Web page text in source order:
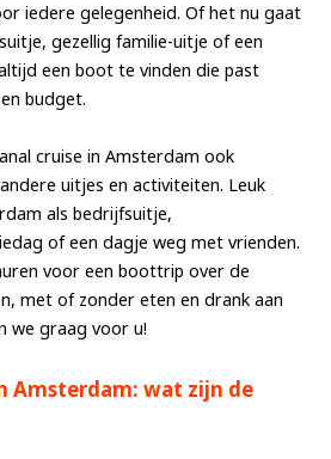
iedere gelegenheid. Of het nu gaat
gezellig familie-uitje of een
een boot te vinden die past
budget.
cruise in Amsterdam ook
uitjes en activiteiten. Leuk
als bedrijfsuitje,
of een dagje weg met vrienden.
voor een boottrip over de
met of zonder eten en drank aan
we graag voor u!
Amsterdam: wat zijn de